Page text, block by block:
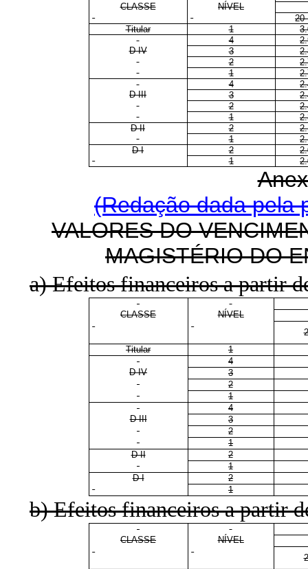
CLASSE
NÍVEL
20
Titular
1
4
D IV
3
2
1
4
D III
3
2
1
D II
2
1
D I
2
1
(Redação dada pela
VALORES DO
MAGISTÉRIO DO
a) Efeitos financeiros a partir
CLASSE
NÍVEL
Titular
1
4
D IV
3
2
1
4
D III
3
2
1
D II
2
1
D I
2
1
b) Efeitos financeiros a partir
CLASSE
NÍVEL